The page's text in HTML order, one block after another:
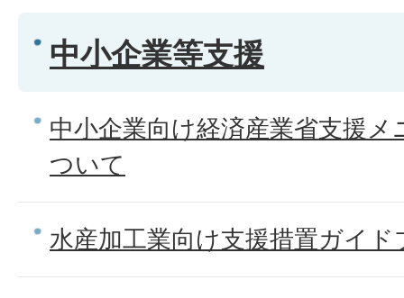
中小企業等支援
中小企業向け経済産業省支援
ついて
水産加工業向け支援措置ガイ